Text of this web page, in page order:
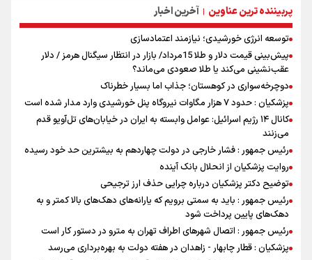
پربیننده ترین عناوین | آخرین اخبار
توسعه انرژی خورشیدی؛ نیازمند اعتمادسازی
پیش‌بینی قیمت دلار و طلا 15مرداد/ بازار در انتظار سیگنال هرمز / دلار
عقب‌نشینی می‌کند یا طلا صعودی می‌ماند؟
دوچرخه‌سواری در کوهستان؛ جذاب اما بسیار خطرناک
پزشکیان : حدود ۷ هزار مگاوات نیروگاه پنل خورشیدی وارد مدار شده است
کانال ۱۴ رژیم اسرائیل: عوامل وابسته به ایران در خیابان‌های تل‌آویو قدم
می‌زنند
رئیس جمهور : فشار خارجی در دولت چهاردهم به بیشترین حد خود رسیده
روایت پزشکیان از انحلال بانک آینده
توضیح دکتر پزشکیان درباره چرایی حذف ارز ترجیحی
رئیس جمهور : باید به سمتی برویم که یارانه‌های دهک‌های بالا کمتر و به
دهک‌های پایین پرداخت شود
رئیس جمهور : اتصال شهرهای اطراف تهران به مترو در دستور کار است
پزشکیان : قطار چابهار - زاهدان در هفته دولت به بهره‌برداری می‌رسد